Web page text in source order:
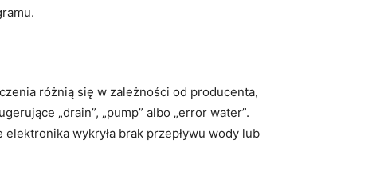
różnią się w zależności od producenta,
„drain”, „pump” albo „error water”.
wykryła brak przepływu wody lub